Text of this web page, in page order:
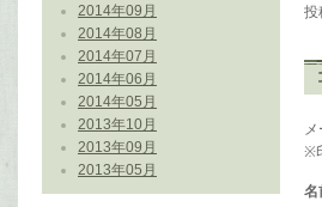
2014年09月
2014年08月
2014年07月
2014年06月
2014年05月
2013年10月
2013年09月
2013年05月
投
※